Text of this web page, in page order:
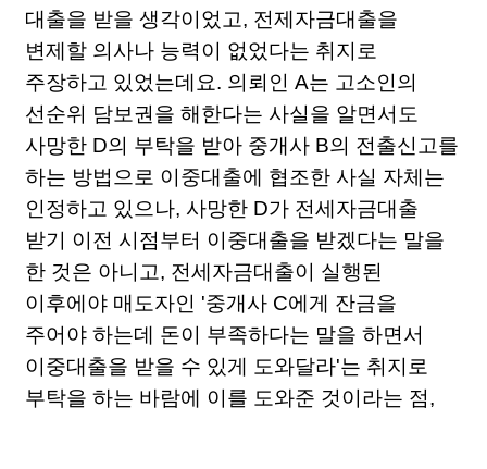
대출을 받을 생각이었고, 전제자금대출을
변제할 의사나 능력이 없었다는 취지로
주장하고 있었는데요. 의뢰인 A는 고소인의
선순위 담보권을 해한다는 사실을 알면서도
사망한 D의 부탁을 받아 중개사 B의 전출신고를
하는 방법으로 이중대출에 협조한 사실 자체는
인정하고 있으나, 사망한 D가 전세자금대출
받기 이전 시점부터 이중대출을 받겠다는 말을
한 것은 아니고, 전세자금대출이 실행된
이후에야 매도자인 '중개사 C에게 잔금을
주어야 하는데 돈이 부족하다는 말을 하면서
이중대출을 받을 수 있게 도와달라'는 취지로
부탁을 하는 바람에 이를 도와준 것이라는 점,